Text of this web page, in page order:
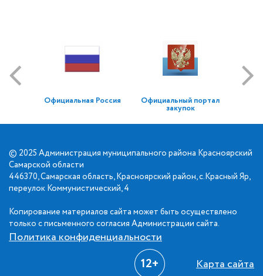
Официальная Россия Официальный портал
закупок
© 2025 Администрация муниципального района Красноярский
Самарской области
446370, Самарская область, Красноярский район, с.Красный Яр,
переулок Коммунистический, 4
Копирование материалов сайта может быть осуществлено
только с письменного согласия Администрации сайта.
Политика конфиденциальности
12+ Карта сайта